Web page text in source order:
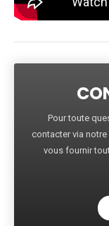
Pour toute
contacter via
vous fournir